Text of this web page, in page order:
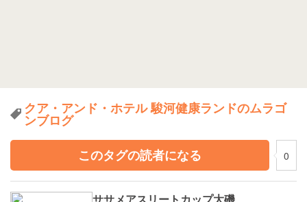
クア・アンド・ホテル 駿河健康ランドのムラゴ
ンブログ
このタグの読者になる
0